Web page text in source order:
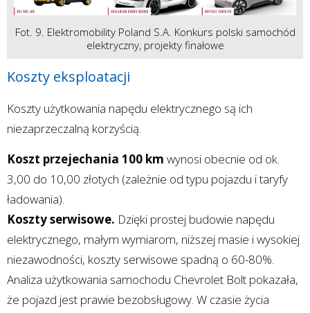
Fot. 9. Elektromobility Poland S.A. Konkurs polski samochód
elektryczny, projekty finałowe
Koszty eksploatacji
Koszty użytkowania napędu elektrycznego są ich
niezaprzeczalną korzyścią.
Koszt przejechania 100 km wynosi obecnie od ok.
3,00 do 10,00 złotych (zależnie od typu pojazdu i taryfy
ładowania).
Koszty serwisowe. Dzięki prostej budowie napędu
elektrycznego, małym wymiarom, niższej masie i wysokiej
niezawodności, koszty serwisowe spadną o 60-80%.
Analiza użytkowania samochodu Chevrolet Bolt pokazała,
że pojazd jest prawie bezobsługowy. W czasie życia